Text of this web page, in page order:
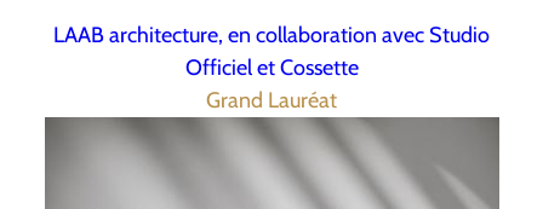
LAAB architecture, en collaboration avec Studio
Officiel et Cossette
Grand Lauréat